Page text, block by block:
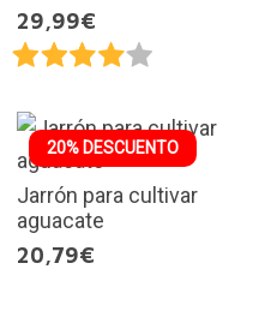
29,99€
20% DESCUENTO
Jarrón para cultivar
aguacate
20,79€